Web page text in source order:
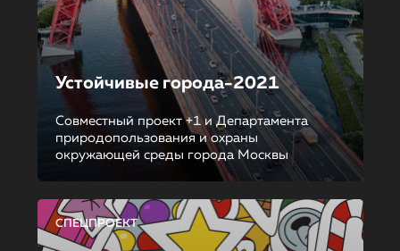
Устойчивые города-2021
Совместный проект +1 и Департамента
природопользования и охраны
окружающей среды города Москвы
СПЕЦПРОЕКТ